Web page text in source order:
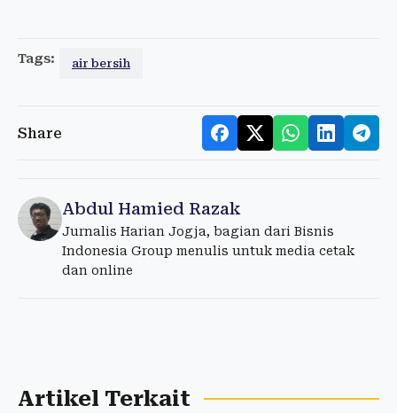
Tags: air bersih
Share
Abdul Hamied Razak
Jurnalis Harian Jogja, bagian dari Bisnis
Indonesia Group menulis untuk media cetak
dan online
Artikel Terkait